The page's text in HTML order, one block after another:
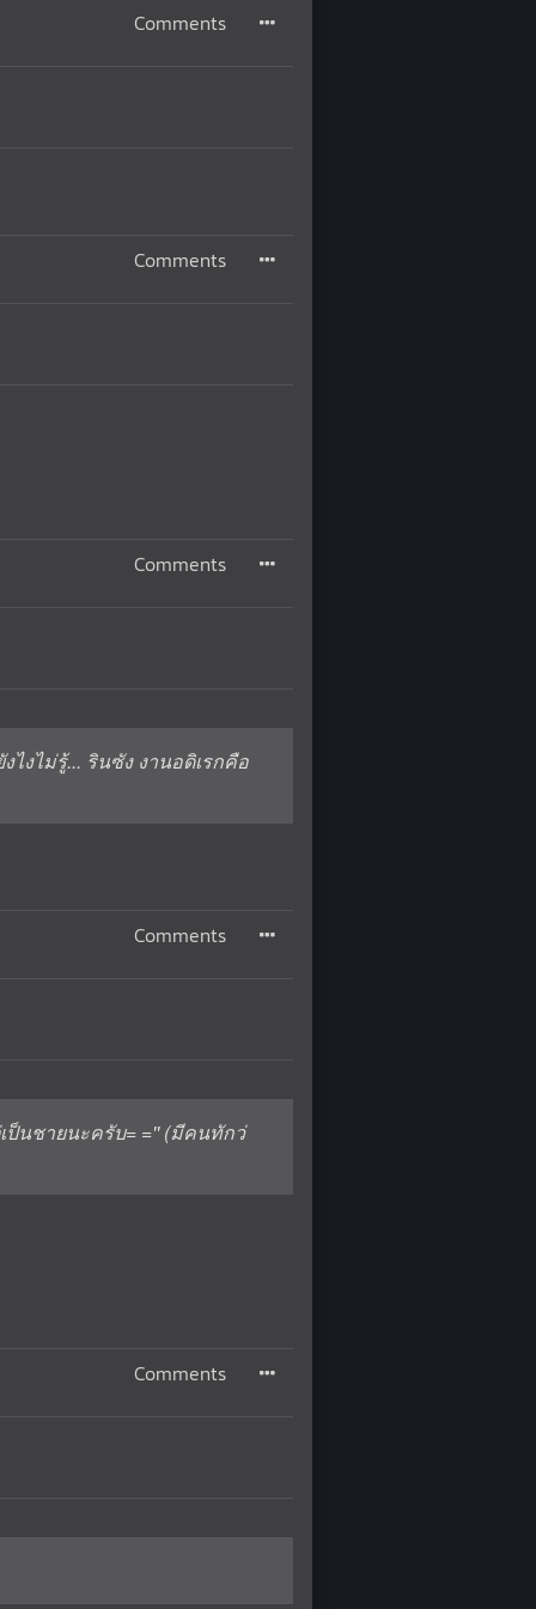
Comments
Comments
Comments
ไงไม่รู้... รินซัง งานอดิเรกคือ
Comments
ป็นชายนะครับ= ='' (มีคนทักว่
Comments